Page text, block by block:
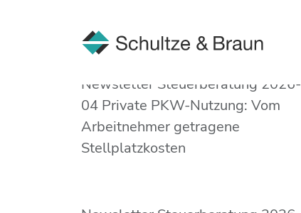
Newsletter Steuerberatung 2026-
04 Private PKW-Nutzung: Vom
Arbeitnehmer getragene
Stellplatzkosten